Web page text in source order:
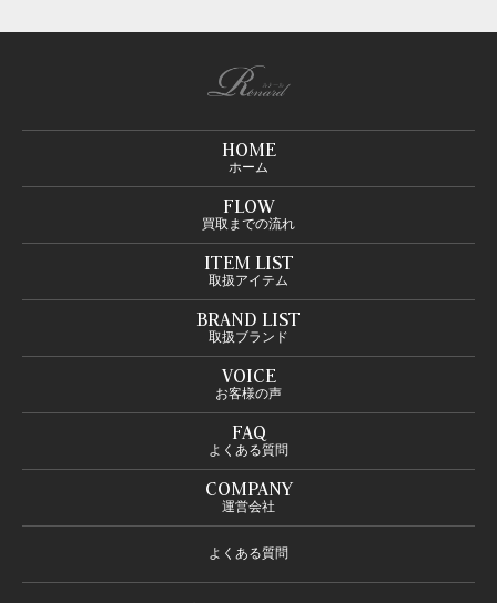
HOME
ホーム
FLOW
買取までの流れ
ITEM LIST
取扱アイテム
BRAND LIST
取扱ブランド
VOICE
お客様の声
FAQ
よくある質問
COMPANY
運営会社
よくある質問